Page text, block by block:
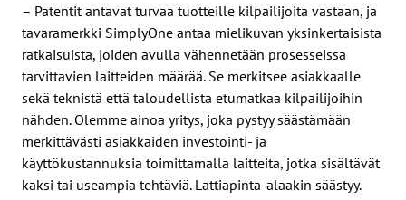
– Patentit antavat turvaa tuotteille kilpailijoita vastaan, ja
tavaramerkki SimplyOne antaa mielikuvan yksinkertaisista
ratkaisuista, joiden avulla vähennetään prosesseissa
tarvittavien laitteiden määrää. Se merkitsee asiakkaalle
sekä teknistä että taloudellista etumatkaa kilpailijoihin
nähden. Olemme ainoa yritys, joka pystyy säästämään
merkittävästi asiakkaiden investointi- ja
käyttökustannuksia toimittamalla laitteita, jotka sisältävät
kaksi tai useampia tehtäviä. Lattiapinta-alaakin säästyy.